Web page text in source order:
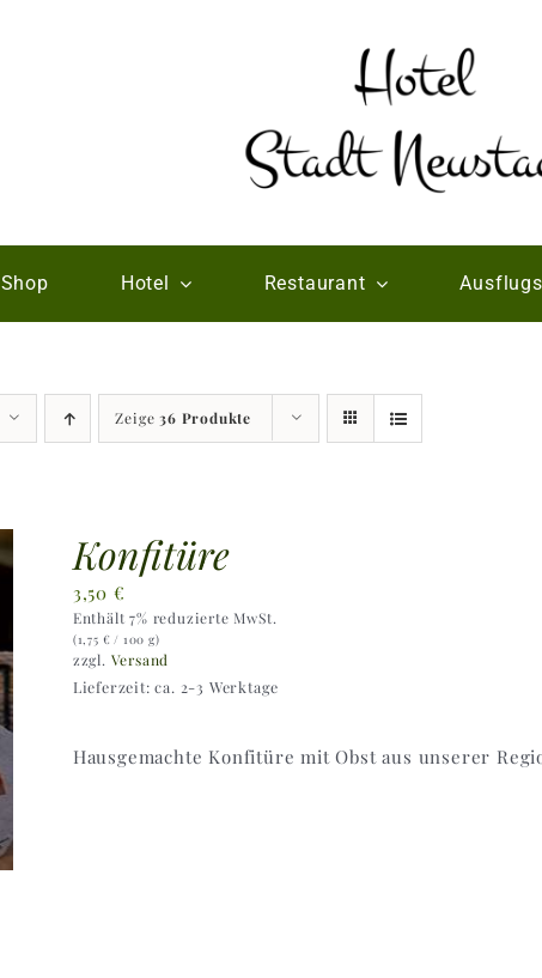
Shop Hotel Restaurant
Zeige36 Produkte
Konfitüre
3,50 €
Enthält 7% reduzierte MwSt.
(1,75 € / 100 g)
zzgl. Versand
Lieferzeit: ca. 2-3 Werktage
Hausgemachte Konfitüre mit Obst aus unserer